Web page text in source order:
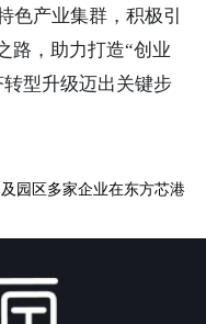
色产业集群，积极引
路，助力打造“创业
型升级迈出关键步
园区多家企业在东方芯港